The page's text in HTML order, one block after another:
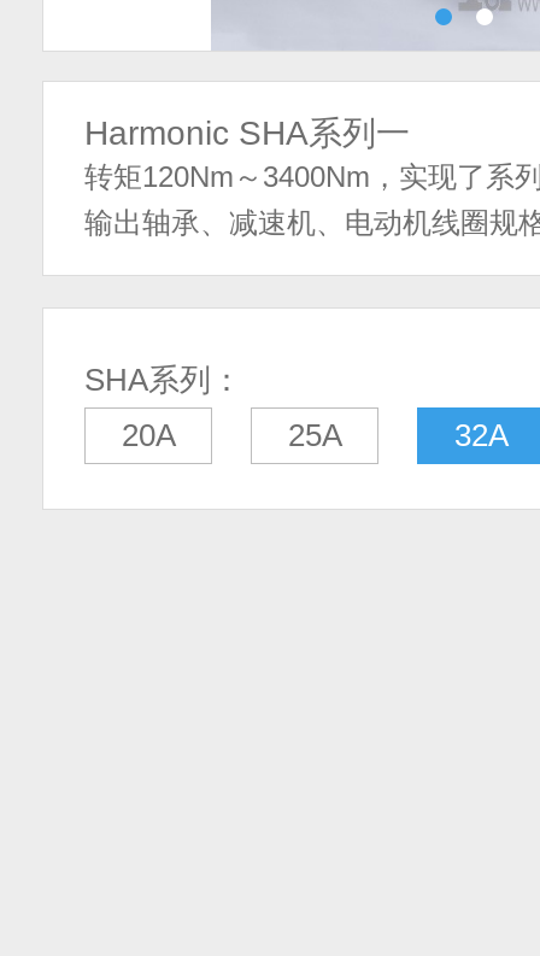
Harmonic SHA系列一
转矩120Nm～3400Nm，实现了系
输出轴承、减速机、电动机线圈规
SHA系列：
20A
25A 32A